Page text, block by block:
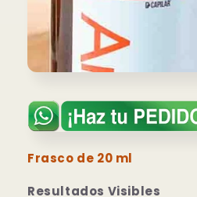
Frasco de 20 ml
Resultados Visibles